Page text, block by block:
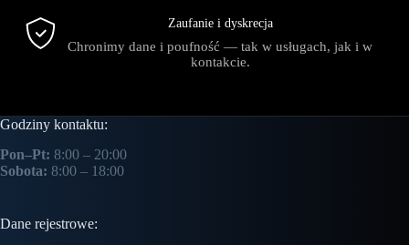
Zaufanie i dyskrecja
Chronimy dane i poufność — tak w usługach, jak i w
kontakcie.
Godziny kontaktu:
Pon–Pt: 8:00 – 20:00
Sobota: 8:00 – 18:00
Dane rejestrowe: